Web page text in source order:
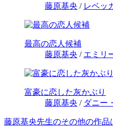
藤原基央 / レベッ
最高の恋人候補
藤原基央 / エミリ
富豪に恋した灰かぶり
藤原基央 / ダニー
藤原基央先生のその他の作品